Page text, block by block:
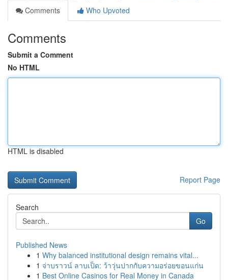
Comments
Who Upvoted
Comments
Submit a Comment
No HTML
HTML is disabled
Report Page
Search
Go
Published News
1 Why balanced institutional design remains vital...
1 จ่าบราวน์ ลาบเป็ด: ว้าวุ่นปากกับความอร่อยขอนแก่น
1 Best Online Casinos for Real Money in Canada